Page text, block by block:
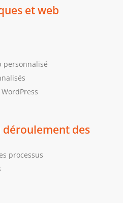
et web
personnalisé
des
processus